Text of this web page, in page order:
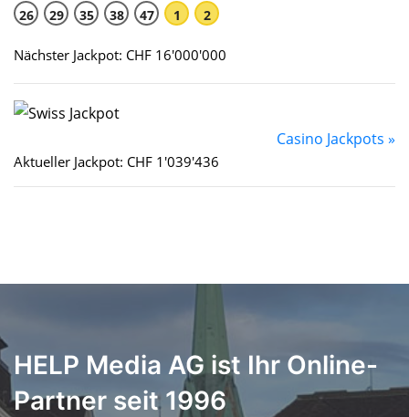
26 29 35 38 47 1 2
Nächster Jackpot: CHF 16'000'000
Casino Jackpots »
Aktueller Jackpot: CHF 1'039'436
HELP Media AG ist Ihr Online-
Partner seit 1996